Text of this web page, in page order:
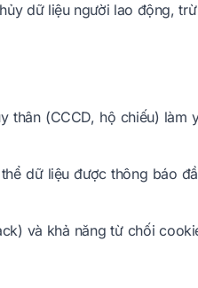
dữ liệu người lao động,
thân (CCCD, hộ chiếu)
dữ liệu được thông báo
và khả năng từ chối